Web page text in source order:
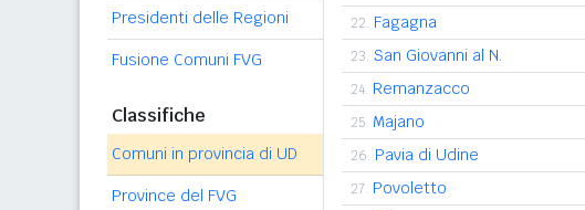
Presidenti delle Regioni
Fusione Comuni FVG
Classifiche
Comuni in provincia di UD
Province del FVG
22. Fagagna
23. San Giovanni al N.
24. Remanzacco
25. Majano
26. Pavia di Udine
27. Povoletto